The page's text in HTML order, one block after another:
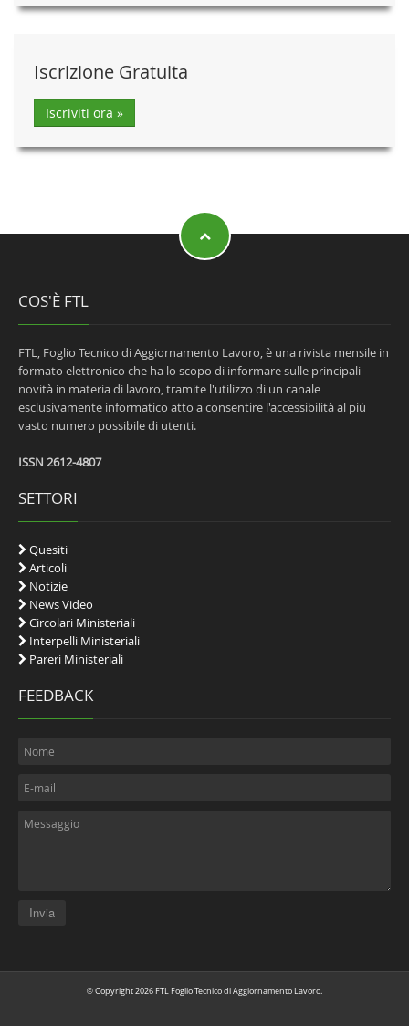
Iscrizione Gratuita
Iscriviti ora »
COS'È FTL
FTL, Foglio Tecnico di Aggiornamento Lavoro, è una rivista mensile in
formato elettronico che ha lo scopo di informare sulle principali
novità in materia di lavoro, tramite l'utilizzo di un canale
esclusivamente informatico atto a consentire l'accessibilità al più
vasto numero possibile di utenti.
ISSN 2612-4807
SETTORI
Quesiti
Articoli
Notizie
News Video
Circolari Ministeriali
Interpelli Ministeriali
Pareri Ministeriali
FEEDBACK
© Copyright 2026 FTL Foglio Tecnico di Aggiornamento Lavoro.